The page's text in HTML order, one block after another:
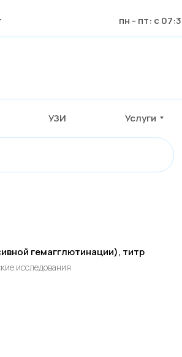
пн - пт: с
УЗИ Услуги
гемагглютинации), титр
исследования